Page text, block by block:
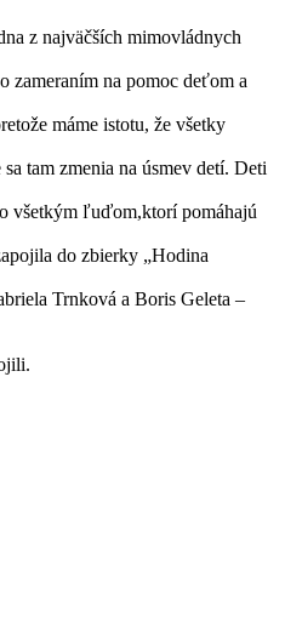
z najväčších mimovládnych
zameraním na pomoc deťom a
máme istotu, že všetky
tam zmenia na úsmev detí. Deti
všetkým ľuďom,ktorí pomáhajú
do zbierky „Hodina
Trnková a Boris Geleta –